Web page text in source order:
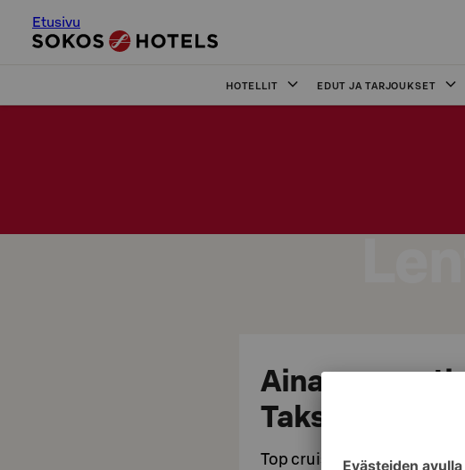
Etusivu
HOTELLIT EDUT JA TARJOUKSET
Aina varmasti
Taksimies
Top cruise to airport -